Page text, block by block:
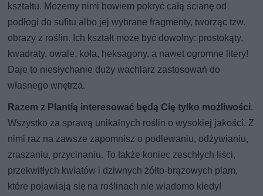
kształtu. Możemy nimi bowiem pokryć całą ścianę od
podłogi do sufitu albo jej wybrane fragmenty, tworząc tzw.
obrazy z roślin. Ich kształt może być dowolny: prostokąty,
kwadraty, owale, koła, heksagony, a nawet ogromne litery!
Daje to niesłychanie duży wachlarz zastosowań do
własnego wnętrza.
Razem z Plantią interesować będą Cię tylko możliwości.
Wszystko za sprawą unikalnych roślin o wysokiej jakości. Z
nimi raz na zawsze zapomnisz o podlewaniu, odżywianiu,
zraszaniu, przycinaniu. To także koniec zeschłych liści,
przekwitłych kwiatów i dziwnych żółto-brązowych plam,
które pojawiają się na roślinach nie wiadomo kiedy!